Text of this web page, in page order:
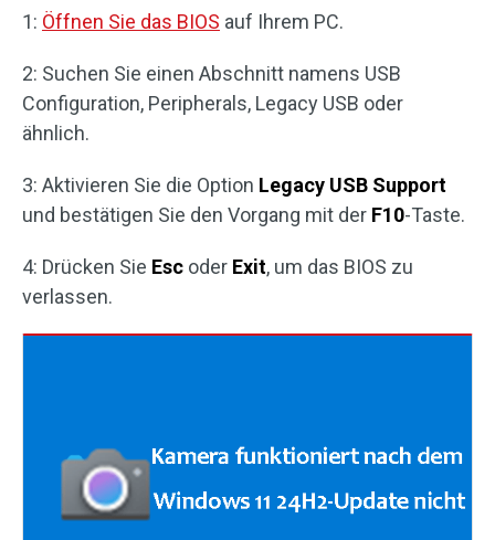
1: Öffnen Sie das BIOS auf Ihrem PC.
2: Suchen Sie einen Abschnitt namens USB
Configuration, Peripherals, Legacy USB oder
ähnlich.
3: Aktivieren Sie die Option Legacy USB Support
und bestätigen Sie den Vorgang mit der F10-Taste.
4: Drücken Sie Esc oder Exit, um das BIOS zu
verlassen.